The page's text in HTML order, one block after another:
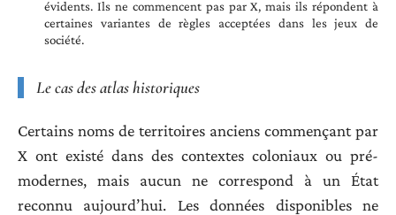
évidents. Ils ne commencent pas par X, mais ils répondent à
certaines variantes de règles acceptées dans les jeux de
société.
Le cas des atlas historiques
Certains noms de territoires anciens commençant par
X ont existé dans des contextes coloniaux ou pré-
modernes, mais aucun ne correspond à un État
reconnu aujourd’hui. Les données disponibles ne